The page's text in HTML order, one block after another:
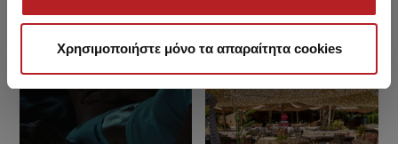
Χρησιμοποιήστε μόνο τα απαραίτητα cookies
Minerva Blog